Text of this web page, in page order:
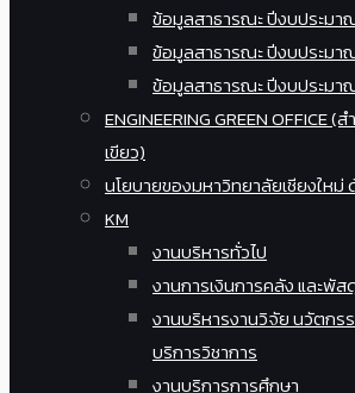
ข้อมูลสาธารณะ ปีงบประมา
ข้อมูลสาธารณะ ปีงบประมา
ข้อมูลสาธารณะ ปีงบประมา
ENGINEERING GREEN OFFICE (
เขียว)
นโยบายของมหาวิทยาลัยเชียงใหม่
KM
งานบริหารทั่วไป
งานการเงินการคลัง และพัส
งานบริหารงานวิจัย นวัตกร
บริการวิชาการ
งานบริการการศึกษา